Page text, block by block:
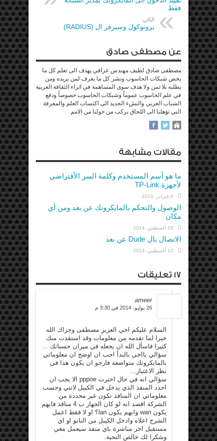
فقط
التالي:
بروتوكول وسيرفر ال (RADIUS)
عن مصطفى صادق
مصطفى صادق لطيف مهندس عراقي يهدف الى تعلم كل ما
يخص شبكات الحاسوب ونشر كل ما يعرف لمن يريده ومن
يطلبه بلا ثمن ولا هدف سوى المساهمة في اثراء الثقافة العربية
في علم الحاسوب عموماً وشبكات الحاسوب خصوصاً ودفع
الشباب العربي والنشء الجديد الى اكتساب العلم والمعرفة
التي تؤهلنا الى اللحاق بركب من حولنا من الامم
مقالات مشابهة
ما هو أسم المستخدم وكلمة السر الأفتراضي
لأجهزة TP-Link
8 فبراير، 2016
الوصول والتحكم بالمايكروتك عن بعد ومن أي
مكان
29 أغسطس، 2014
الاتصال بال Dude عن بعد
13 أغسطس، 2014
17 تعليقات
ameer
26 يوليو، 2014 في 3:30 م
السلام عليكم اخي العزيز مصطفى وجزاك الله
خيرا لما تقدمه من معلومات وقد استفدت منك
كثيرا فاسأل الله ان يجعله في ميزان حسناتك …
سؤالي يااخي بالبدأ احب ان اوضح ان معلوماتي
بالمايكروتك متواضعة فارجو ان يكون هذا في
نظر الاعتبار…
سؤالي انه في حال اخترت pppoe الا يجب ان
احدد المنفذ الذي يدخل في الكيبل لانني وحسب
معلوماتي ان المنافذ تكون غير محددة من
الشركة اقصد انه لو كان الجهاز ب 4 منافذ فايهم
يكون wan وايهم يكون lan؟ او لا فقط اعمل
الشرح اعلاه وادخل الكيبل من النانو او اي
مستقبل اخر مباشرة باي منفذ سيعمل معي
وشكرا لك خالص التحية.